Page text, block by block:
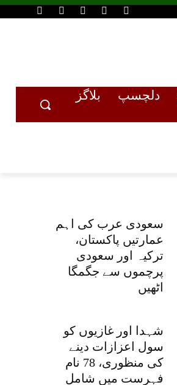
دلچسپ
بلاگز
سعودی عرب کی اہم
عمارتیں پاکستان،
ترکیہ اور سعودی
پرچموں سے جگمگا
اٹھیں
شہدا اور غازیوں کو
سول اعزازات دینے
کی منظوری، 78 نام
فہرست میں شامل